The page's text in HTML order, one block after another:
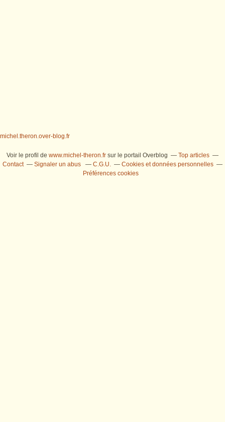
michel.theron.over-blog.fr
Voir le profil de www.michel-theron.fr sur le portail Overblog
Top articles
Contact
Signaler un abus C.G.U.
Cookies et données personnelles
Préférences cookies